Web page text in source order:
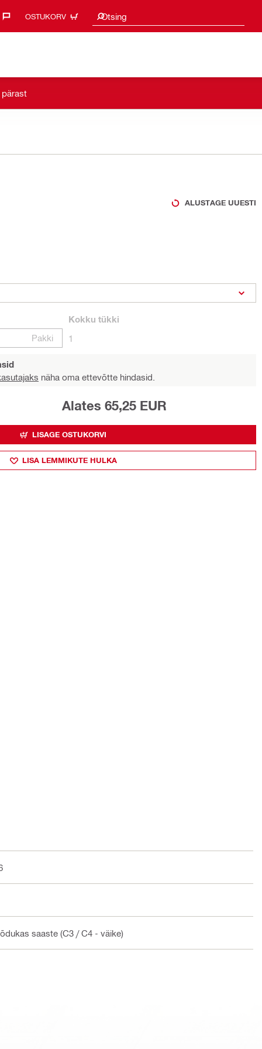
OSTUKORV Otsing
Otsingu soovitused
ALUSTAGE UUESTI
Pakki
Kokku tükki
1
näha oma ettevõtte hindasid.
Alates 65,25 EUR
LISAGE OSTUKORVI
LISA LEMMIKUTE HULKA
saaste (C3 / C4 - väike)